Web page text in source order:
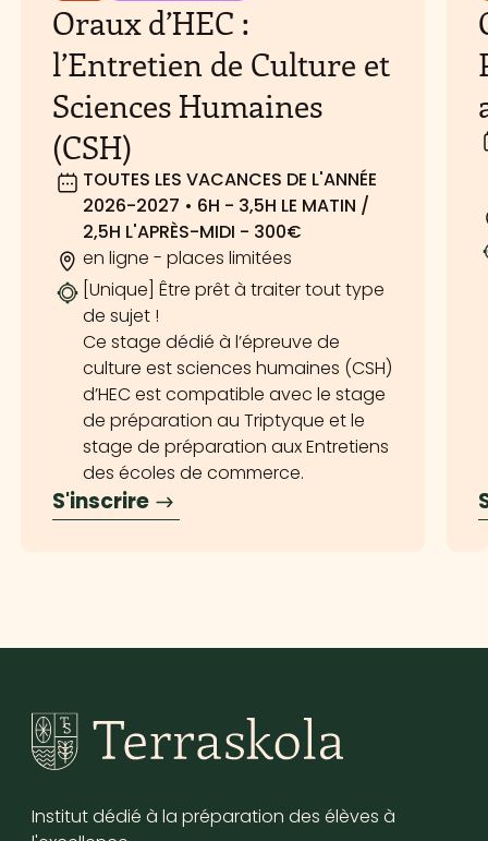
Oraux d’HEC :
l’Entretien de Culture et
Sciences Humaines
(CSH)
TOUTES LES VACANCES DE L'ANNÉE
2026-2027 • 6H - 3,5H LE MATIN /
2,5H L'APRÈS-MIDI - 300€
en ligne - places limitées
[Unique] Être prêt à traiter tout type
de sujet !
Ce stage dédié à l’épreuve de
culture est sciences humaines (CSH)
d’HEC est compatible avec le stage
de préparation au Triptyque et le
stage de préparation aux Entretiens
des écoles de commerce.
S'inscrire
Institut dédié à la préparation des élèves à